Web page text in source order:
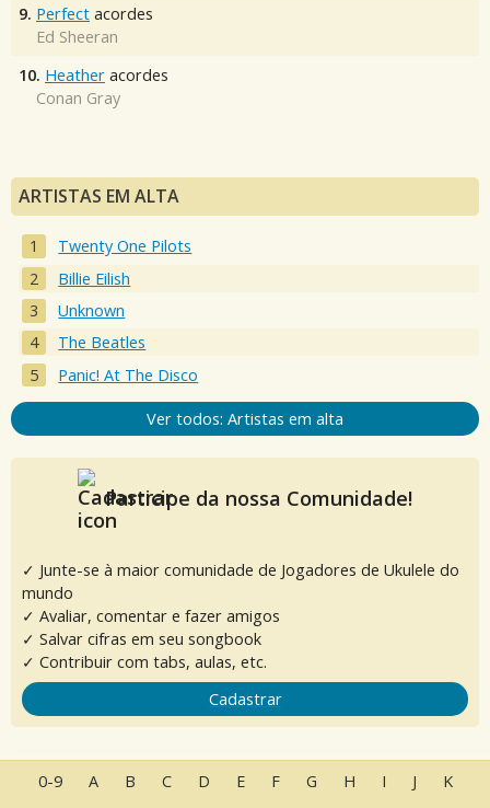
9. Perfect acordes
Ed Sheeran
10. Heather acordes
Conan Gray
ARTISTAS EM ALTA
Twenty One Pilots
Billie Eilish
Unknown
The Beatles
Panic! At The Disco
Ver todos: Artistas em alta
Participe da nossa Comunidade!
✓ Junte-se à maior comunidade de Jogadores de Ukulele do
mundo
✓ Avaliar, comentar e fazer amigos
✓ Salvar cifras em seu songbook
✓ Contribuir com tabs, aulas, etc.
Cadastrar
0-9 A B C D E F G H I J K